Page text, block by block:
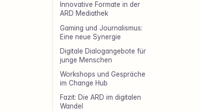
Innovative Formate in der
ARD Mediathek
Gaming und Journalismus:
Eine neue Synergie
Digitale Dialogangebote für
junge Menschen
Workshops und Gespräche
im Change Hub
Fazit: Die ARD im digitalen
Wandel